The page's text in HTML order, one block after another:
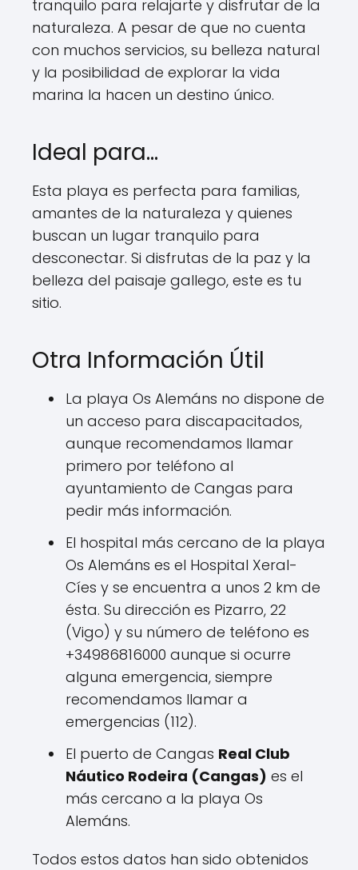
tranquilo para relajarte y disfrutar de la
naturaleza. A pesar de que no cuenta
con muchos servicios, su belleza natural
y la posibilidad de explorar la vida
marina la hacen un destino único.
Ideal para…
Esta playa es perfecta para familias,
amantes de la naturaleza y quienes
buscan un lugar tranquilo para
desconectar. Si disfrutas de la paz y la
belleza del paisaje gallego, este es tu
sitio.
Otra Información Útil
La playa Os Alemáns no dispone de
un acceso para discapacitados,
aunque recomendamos llamar
primero por teléfono al
ayuntamiento de Cangas para
pedir más información.
El hospital más cercano de la playa
Os Alemáns es el Hospital Xeral-
Cíes y se encuentra a unos 2 km de
ésta. Su dirección es Pizarro, 22
(Vigo) y su número de teléfono es
+34986816000 aunque si ocurre
alguna emergencia, siempre
recomendamos llamar a
emergencias (112).
El puerto de Cangas Real Club
Náutico Rodeira (Cangas) es el
más cercano a la playa Os
Alemáns.
Todos estos datos han sido obtenidos